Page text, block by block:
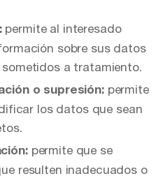
permite al interesado
sobre sus datos
a tratamiento.
o supresión:permite
los datos que sean
permite que se
resulten inadecuados o